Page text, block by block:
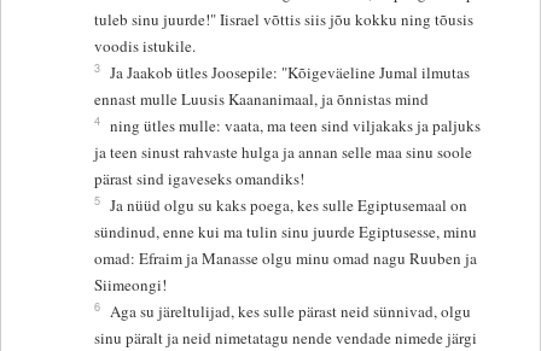
tuleb sinu juurde!" Iisrael võttis siis jõu kokku ning tõusis
voodis istukile.
3 Ja Jaakob ütles Joosepile: "Kõigeväeline Jumal ilmutas
ennast mulle Luusis Kaananimaal, ja õnnistas mind
4 ning ütles mulle: vaata, ma teen sind viljakaks ja paljuks
ja teen sinust rahvaste hulga ja annan selle maa sinu soole
pärast sind igaveseks omandiks!
5 Ja nüüd olgu su kaks poega, kes sulle Egiptusemaal on
sündinud, enne kui ma tulin sinu juurde Egiptusesse, minu
omad: Efraim ja Manasse olgu minu omad nagu Ruuben ja
Siimeongi!
6 Aga su järeltulijad, kes sulle pärast neid sünnivad, olgu
sinu päralt ja neid nimetatagu nende vendade nimede järgi